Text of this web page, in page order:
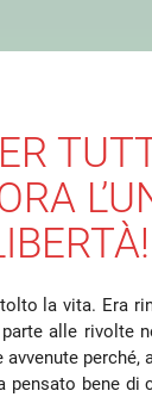
la vita. Era
alle rivolte
pensato bene